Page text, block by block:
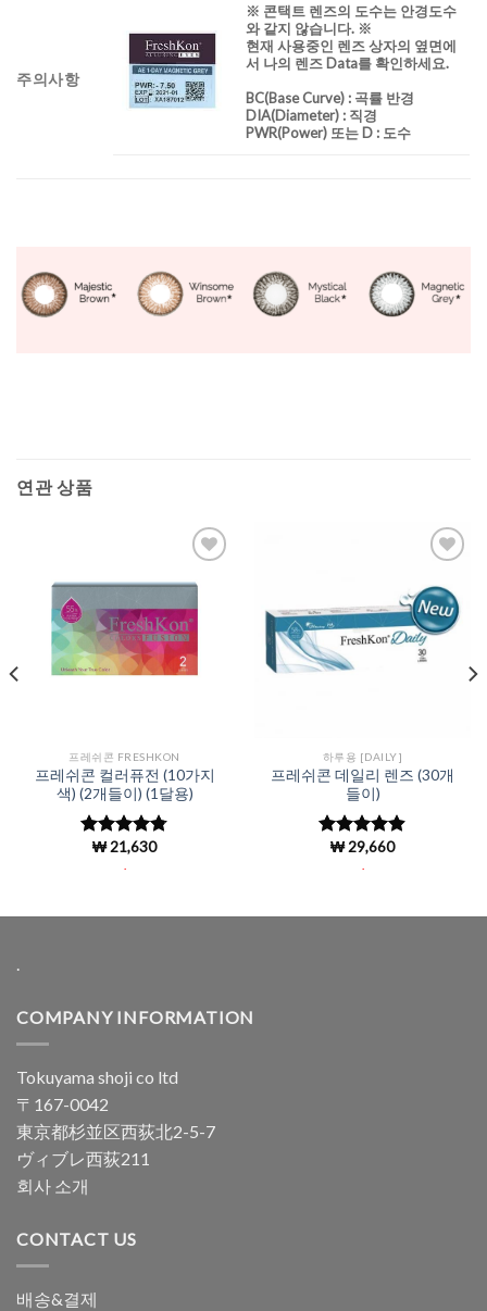
주의사항
※ 콘택트 렌즈의 도수는 안경도수
와 같지 않습니다. ※
현재 사용중인 렌즈 상자의 옆면에
서 나의 렌즈 Data를 확인하세요.
BC(Base Curve): 곡률 반경
DIA(Diameter) : 직경
PWR(Power) 또는 D : 도수
연관 상품
Wishlist
프레쉬콘 FRESHKON
프레쉬콘 컬러퓨전 (10가지
색) (2개들이) (1달용)
5 중에서
로 평
₩21,630
Wishlist
하루용 [DAILY]
프레쉬콘 데일리 렌즈 (30개
들이)
5 중에서
로 평가
₩29,660
.
COMPANY INFORMATION
Tokuyama shoji co ltd
〒167-0042
東京都杉並区西荻北2-5-7
ヴィブレ西荻211
회사 소개
CONTACT US
배송&결제